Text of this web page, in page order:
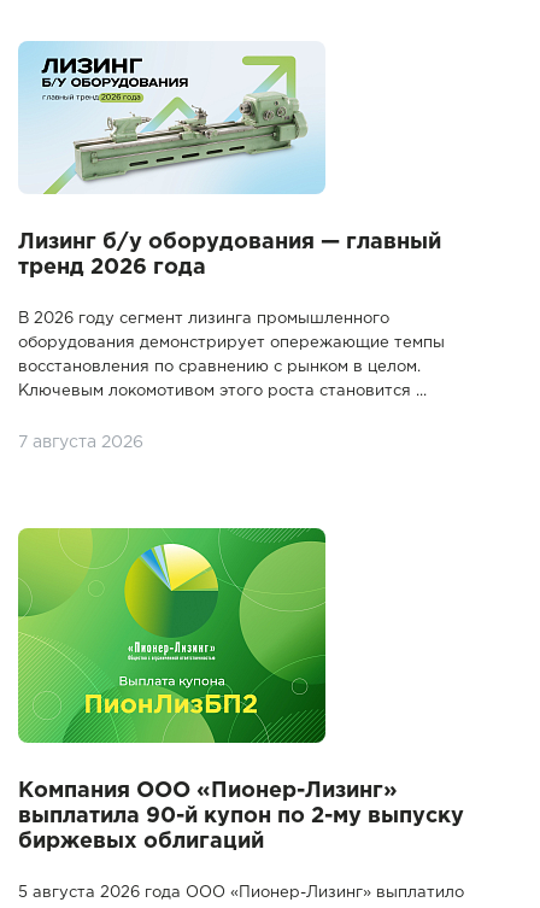
Лизинг б/у оборудования — главный
тренд 2026 года
В 2026 году сегмент лизинга промышленного
оборудования демонстрирует опережающие темпы
восстановления по сравнению с рынком в целом.
Ключевым локомотивом этого роста становится ...
7 августа 2026
Компания ООО «Пионер-Лизинг»
выплатила 90-й купон по 2-му выпуску
биржевых облигаций
5 августа 2026 года ООО «Пионер-Лизинг» выплатило